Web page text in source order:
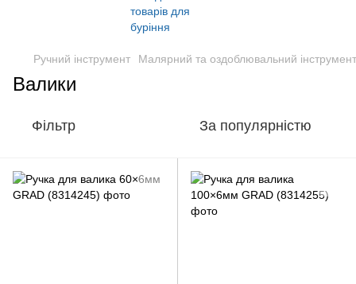
Ручний інструмент Малярний та оздоблювальний інструмент
Валики
Фільтр За популярністю